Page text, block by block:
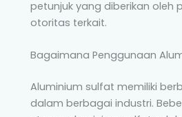
petunjuk yang diberikan oleh
otoritas terkait.
Bagaimana Penggunaan
Aluminium sulfat memiliki
dalam berbagai industri.